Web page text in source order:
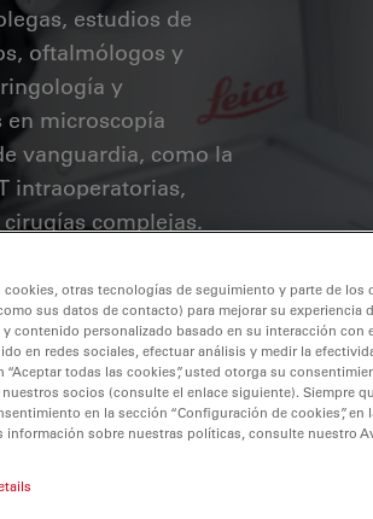
estudios de
oftalmólogos y
y
en microscopía
vanguardia, como la
intraoperatorias,
complejas.
otras tecnologías de seguimiento y parte de los
sus datos de contacto) para mejorar su experiencia
contenido personalizado basado en su interacción con
en redes sociales, efectuar análisis y medir la
todas las cookies”, usted otorga su
socios (consulte el enlace siguiente). Siempre
en la sección “Configuración de cookies”, en
información sobre nuestras políticas, consulte nuestro